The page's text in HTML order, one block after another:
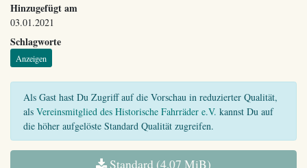
Hinzugefügt am
03.01.2021
Schlagworte
Anzeigen
Als Gast hast Du Zugriff auf die Vorschau in reduzierter Qualität,
als Vereinsmitglied des Historische Fahrräder e.V. kannst Du auf
die höher aufgelöste Standard Qualität zugreifen.
Standard (4,07 MiB)